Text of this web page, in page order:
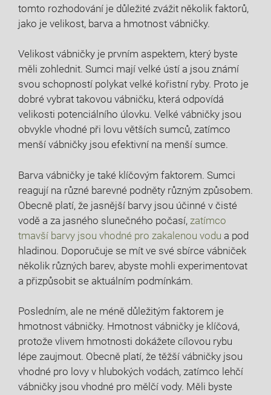
tomto rozhodování je důležité zvážit několik faktorů,
jako je velikost, barva a hmotnost vábničky.
Velikost vábničky je prvním aspektem, který byste
měli zohlednit. Sumci mají velké ústí a jsou známí
svou schopností polykat velké kořistní ryby. Proto je
dobré vybrat takovou vábničku, která odpovídá
velikosti potenciálního úlovku. Velké vábničky jsou
obvykle vhodné při lovu větších sumců, zatímco
menší vábničky jsou efektivní na menší sumce.
Barva vábničky je také klíčovým faktorem. Sumci
reagují na různé barevné podněty různým způsobem.
Obecně platí, že jasnější barvy jsou účinné v čisté
vodě a za jasného slunečného počasí, zatímco
tmavší barvy jsou vhodné pro zakalenou vodu a pod
hladinou. Doporučuje se mít ve své sbírce vábniček
několik různých barev, abyste mohli experimentovat
a přizpůsobit se aktuálním podmínkám.
Posledním, ale ne méně důležitým faktorem je
hmotnost vábničky. Hmotnost vábničky je klíčová,
protože vlivem hmotnosti dokážete cílovou rybu
lépe zaujmout. Obecně platí, že těžší vábničky jsou
vhodné pro lovy v hlubokých vodách, zatímco lehčí
vábničky jsou vhodné pro mělčí vody. Měli byste